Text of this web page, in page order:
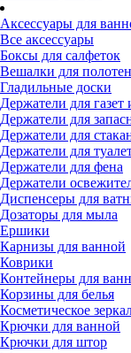
Аксессуары для
Все аксессуары
Боксы для салфеток
Вешалки для
Гладильные доски
Держатели для
Держатели для
Держатели для
Держатели для
Держатели для фена
Держатели
Диспенсеры для
Дозаторы для мыла
Ершики
Карнизы для ванной
Коврики
Контейнеры для
Корзины для белья
Косметическое
Крючки для ванной
Крючки для штор